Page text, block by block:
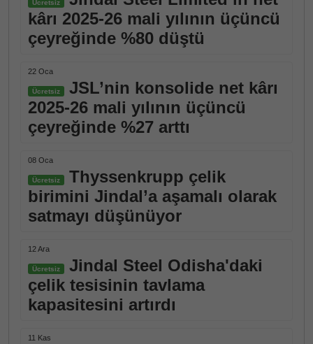
Ücretsiz
kârı 2025-26 mali yılının üçüncü
çeyreğinde %80 düştü
22 Oca
Ücretsiz
JSL’nin konsolide net kârı
2025-26 mali yılının üçüncü
çeyreğinde %27 arttı
08 Oca
Ücretsiz
Thyssenkrupp çelik
birimini Jindal’a aşamalı olarak
satmayı düşünüyor
12 Ara
Ücretsiz
Jindal Steel Odisha'daki
çelik tesisinin tavlama
kapasitesini artırdı
11 Kas